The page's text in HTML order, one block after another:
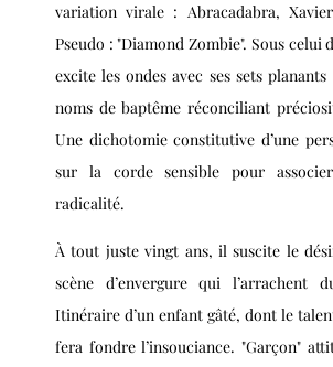
variation virale : Abracadabra,
Pseudo : "Diamond Zombie". Sous celui
excite les ondes avec ses sets
noms de baptême réconciliant
Une dichotomie constitutive d’une
sur la corde sensible pour
radicalité.
À tout juste vingt ans, il suscite le
scène d’envergure qui l’arrachent
Itinéraire d’un enfant gâté, dont le
fera fondre l’insouciance. "Garçon"